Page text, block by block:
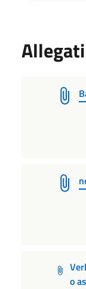
Allegati
o